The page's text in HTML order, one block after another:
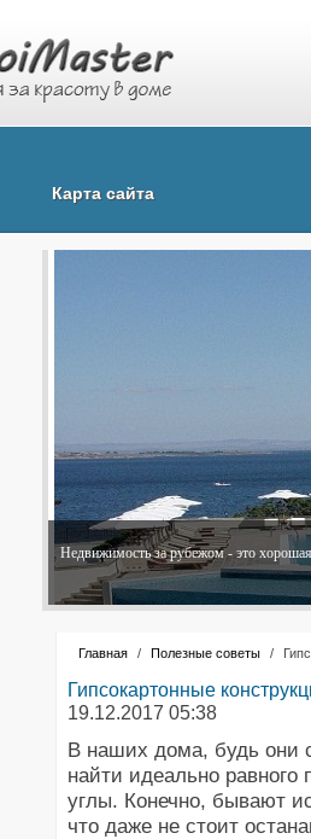
Карта сайта
Недвижимость за рубежом - это
Главная / Полезные советы /
Гипсокартонные
19.12.2017 05:38
В наших дома, будь они
найти идеально равного
углы. Конечно, бывают
что даже не стоит